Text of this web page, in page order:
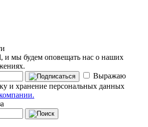
и мы будем оповещать нас о наших
Выражаю
и хранение персональных данных